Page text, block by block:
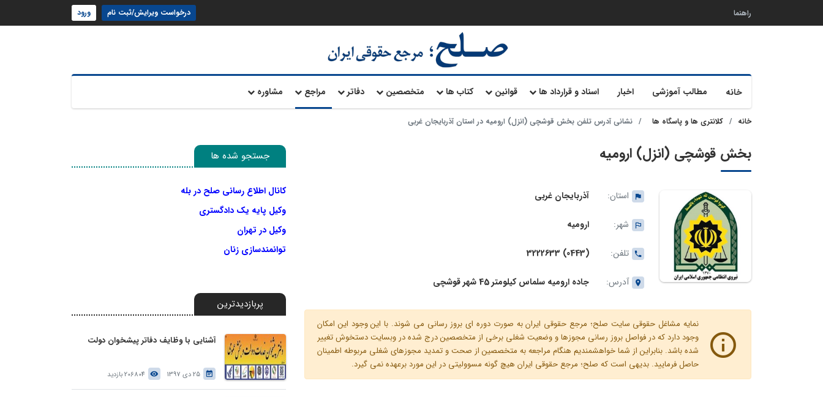
راهنما درخواست ویرایش/ثبت نام ورود
خانه مطالب آموزشی اخبار اسناد و قرارداد ها قوانین کتاب ها متخصصین دفاتر مراجع مشاوره
خانه کلانتری ها و پاسگاه ها نشانی آدرس تلفن بخش قوشچی (انزل) ارومیه در استان آذربایجان غربی
بخش قوشچی (انزل) ارومیه
استان: آذربایجان غربی
شهر: ارومیه
تلفن: (0443) 3222633
آدرس: جاده ارومیه سلماس کیلومتر 45 شهر قوشچی
نمایه مشاغل حقوقی سایت صلح؛ مرجع حقوقی ایران به صورت دوره ای بروز رسانی می شوند. با این وجود این امکان
وجود دارد که در فواصل بروز رسانی مجوزها و وضعیت شغلی برخی از متخصصین درج شده در وبسایت دستخوش تغییر
شده باشد. بنابراین از شما خواهشمندیم هنگام مراجعه به متخصصین از صحت و تمدید مجوزهای شغلی مربوطه اطمینان
حاصل فرمایید. بدیهی است که صلح؛ مرجع حقوقی ایران هیچ گونه مسوولیتی در این مورد برعهده نمی گیرد.
جستجو شده ها
کانال اطلاع رسانی صلح در بله
وکیل پایه یک دادگستری
وکیل در تهران
توانمندسازی زنان
پربازدیدترین
آشنایی با وظایف دفاتر پیشخوان دولت
25 دی 1397 206804 بازدید